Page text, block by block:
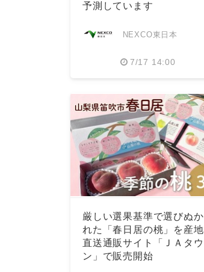
予測しています
NEXCO東日本
7/17 14:00
厳しい選果基準で選びぬか
れた「春日居の桃」を産地
直送通販サイト「ＪＡタウ
ン」で販売開始